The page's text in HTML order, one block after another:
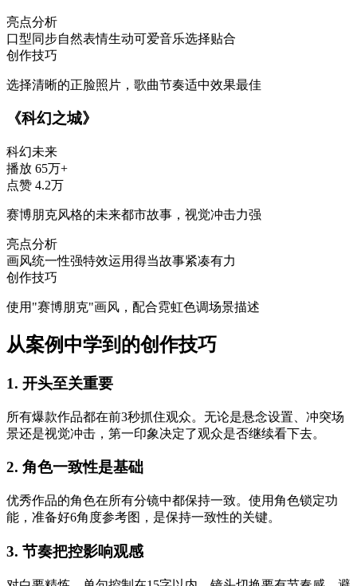
亮点分析
口型同步自然表情生动可爱音乐选择贴合
创作技巧
选择清晰的正脸照片，歌曲节奏适中效果最佳
《科幻之城》
科幻未来
播放 65万+
点赞 4.2万
赛博朋克风格的未来都市故事，视觉冲击力强
亮点分析
画风统一性强特效运用得当故事紧凑有力
创作技巧
使用"赛博朋克"画风，配合霓虹色调场景描述
从案例中学到的创作技巧
1. 开头至关重要
所有爆款作品都在前3秒抓住观众。无论是悬念设置、冲突场
景还是视觉冲击，第一印象决定了观众是否继续看下去。
2. 角色一致性是基础
优秀作品的角色在所有分镜中都保持一致。使用角色锁定功
能，准备好6角度参考图，是保持一致性的关键。
3. 节奏把控影响观感